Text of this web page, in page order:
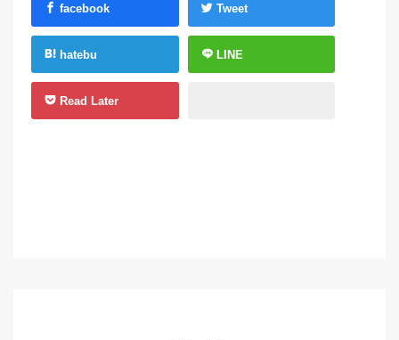
facebook Tweet
hatebu LINE
Read Later